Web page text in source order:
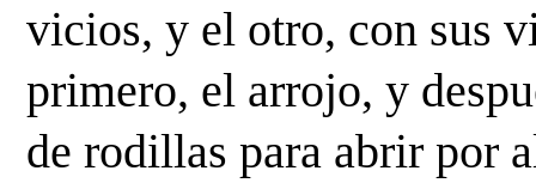
vicios, y el otro, con sus
primero, el arrojo, y
de rodillas para abrir por